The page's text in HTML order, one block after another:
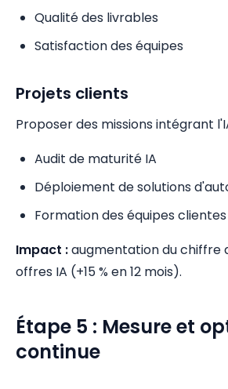
Qualité des livrables
Satisfaction des équipes
Projets clients
Proposer des missions intégrant
Audit de maturité IA
Déploiement de solutions
Formation des équipes clientes
Impact :augmentation du chiffre
offres IA (+15 % en 12 mois).
Étape 5 : Mesure et
continue